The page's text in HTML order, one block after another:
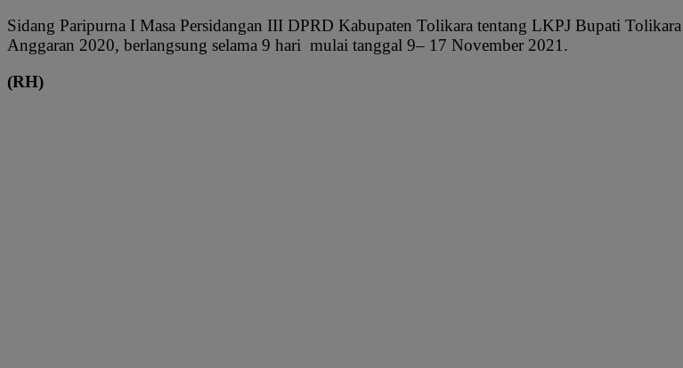
Sidang Paripurna I Masa Persidangan III DPRD Kabupaten Tolikara tentang LKPJ Bupati
Anggaran 2020, berlangsung selama 9 hari mulai tanggal 9– 17 November 2021.
(RH)